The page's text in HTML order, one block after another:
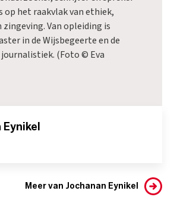
op het raakvlak van ethiek,
zingeving. Van opleiding is
in de Wijsbegeerte en de
(Foto © Eva
Eynikel
Meer van Jochanan Eynikel